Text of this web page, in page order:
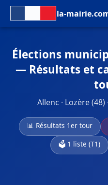
la-
Élections
— Résultats et
Allenc · Lozère
📊 Résultats 1er tour
🗳️ 1 liste (T1)